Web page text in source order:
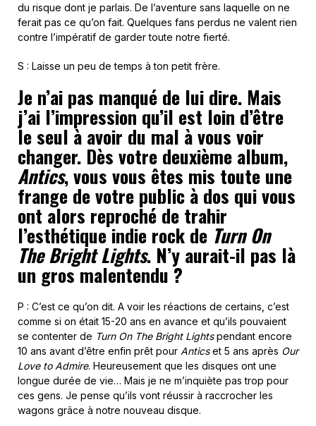
du risque dont je parlais. De l’aventure sans laquelle on ne
ferait pas ce qu’on fait. Quelques fans perdus ne valent rien
contre l’impératif de garder toute notre fierté.
S : Laisse un peu de temps à ton petit frère.
Je n’ai pas manqué de lui dire. Mais
j’ai l’impression qu’il est loin d’être
le seul à avoir du mal à vous voir
changer. Dès votre deuxième album,
Antics, vous vous êtes mis toute une
frange de votre public à dos qui vous
ont alors reproché de trahir
l’esthétique indie rock de Turn On
The Bright Lights. N’y aurait-il pas là
un gros malentendu ?
P : C’est ce qu’on dit. A voir les réactions de certains, c’est
comme si on était 15-20 ans en avance et qu’ils pouvaient
se contenter de Turn On The Bright Lightspendant encore
10 ans avant d’être enfin prêt pour Anticset 5 ans après Our
Love to Admire. Heureusement que les disques ont une
longue durée de vie… Mais je ne m’inquiète pas trop pour
ces gens. Je pense qu’ils vont réussir à raccrocher les
wagons grâce à notre nouveau disque.